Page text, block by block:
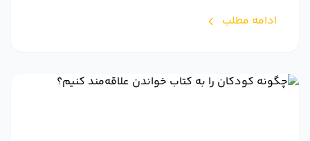
ادامه مطلب